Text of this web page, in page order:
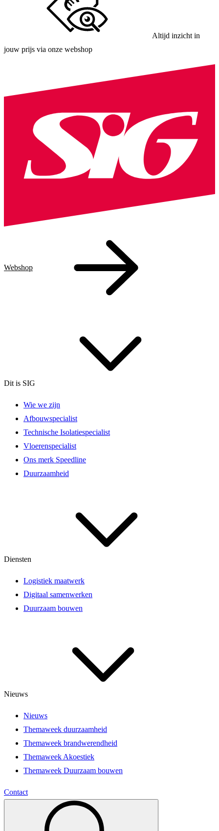
Altijd inzicht in
jouw prijs via onze webshop
Webshop
Dit is SIG
Wie we zijn
Afbouwspecialist
Technische Isolatiespecialist
Vloerenspecialist
Ons merk Speedline
Duurzaamheid
Diensten
Logistiek maatwerk
Digitaal samenwerken
Duurzaam bouwen
Nieuws
Nieuws
Themaweek duurzaamheid
Themaweek brandwerendheid
Themaweek Akoestiek
Themaweek Duurzaam bouwen
Contact